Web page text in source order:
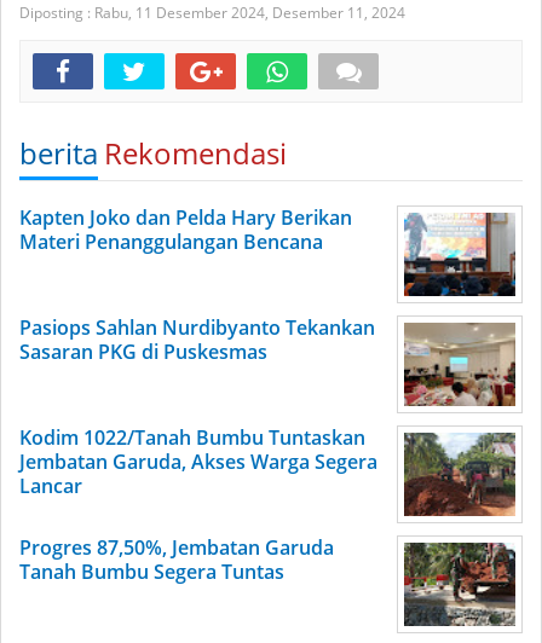
Diposting : Rabu, 11 Desember 2024, Desember 11, 2024
berita Rekomendasi
Kapten Joko dan Pelda Hary Berikan
Materi Penanggulangan Bencana
Pasiops Sahlan Nurdibyanto Tekankan
Sasaran PKG di Puskesmas
Kodim 1022/Tanah Bumbu Tuntaskan
Jembatan Garuda, Akses Warga Segera
Lancar
Progres 87,50%, Jembatan Garuda
Tanah Bumbu Segera Tuntas